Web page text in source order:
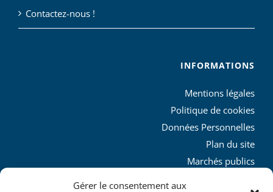
Gérer le consentement aux
Contactez-nous !
INFORMATIONS
Mentions légales
Politique de cookies
Données Personnelles
Plan du site
Marchés publics